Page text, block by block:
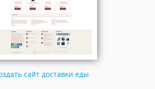
сайт доставки еды